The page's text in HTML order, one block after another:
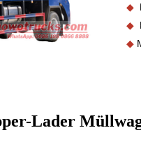
◆
◆
◆
Lader